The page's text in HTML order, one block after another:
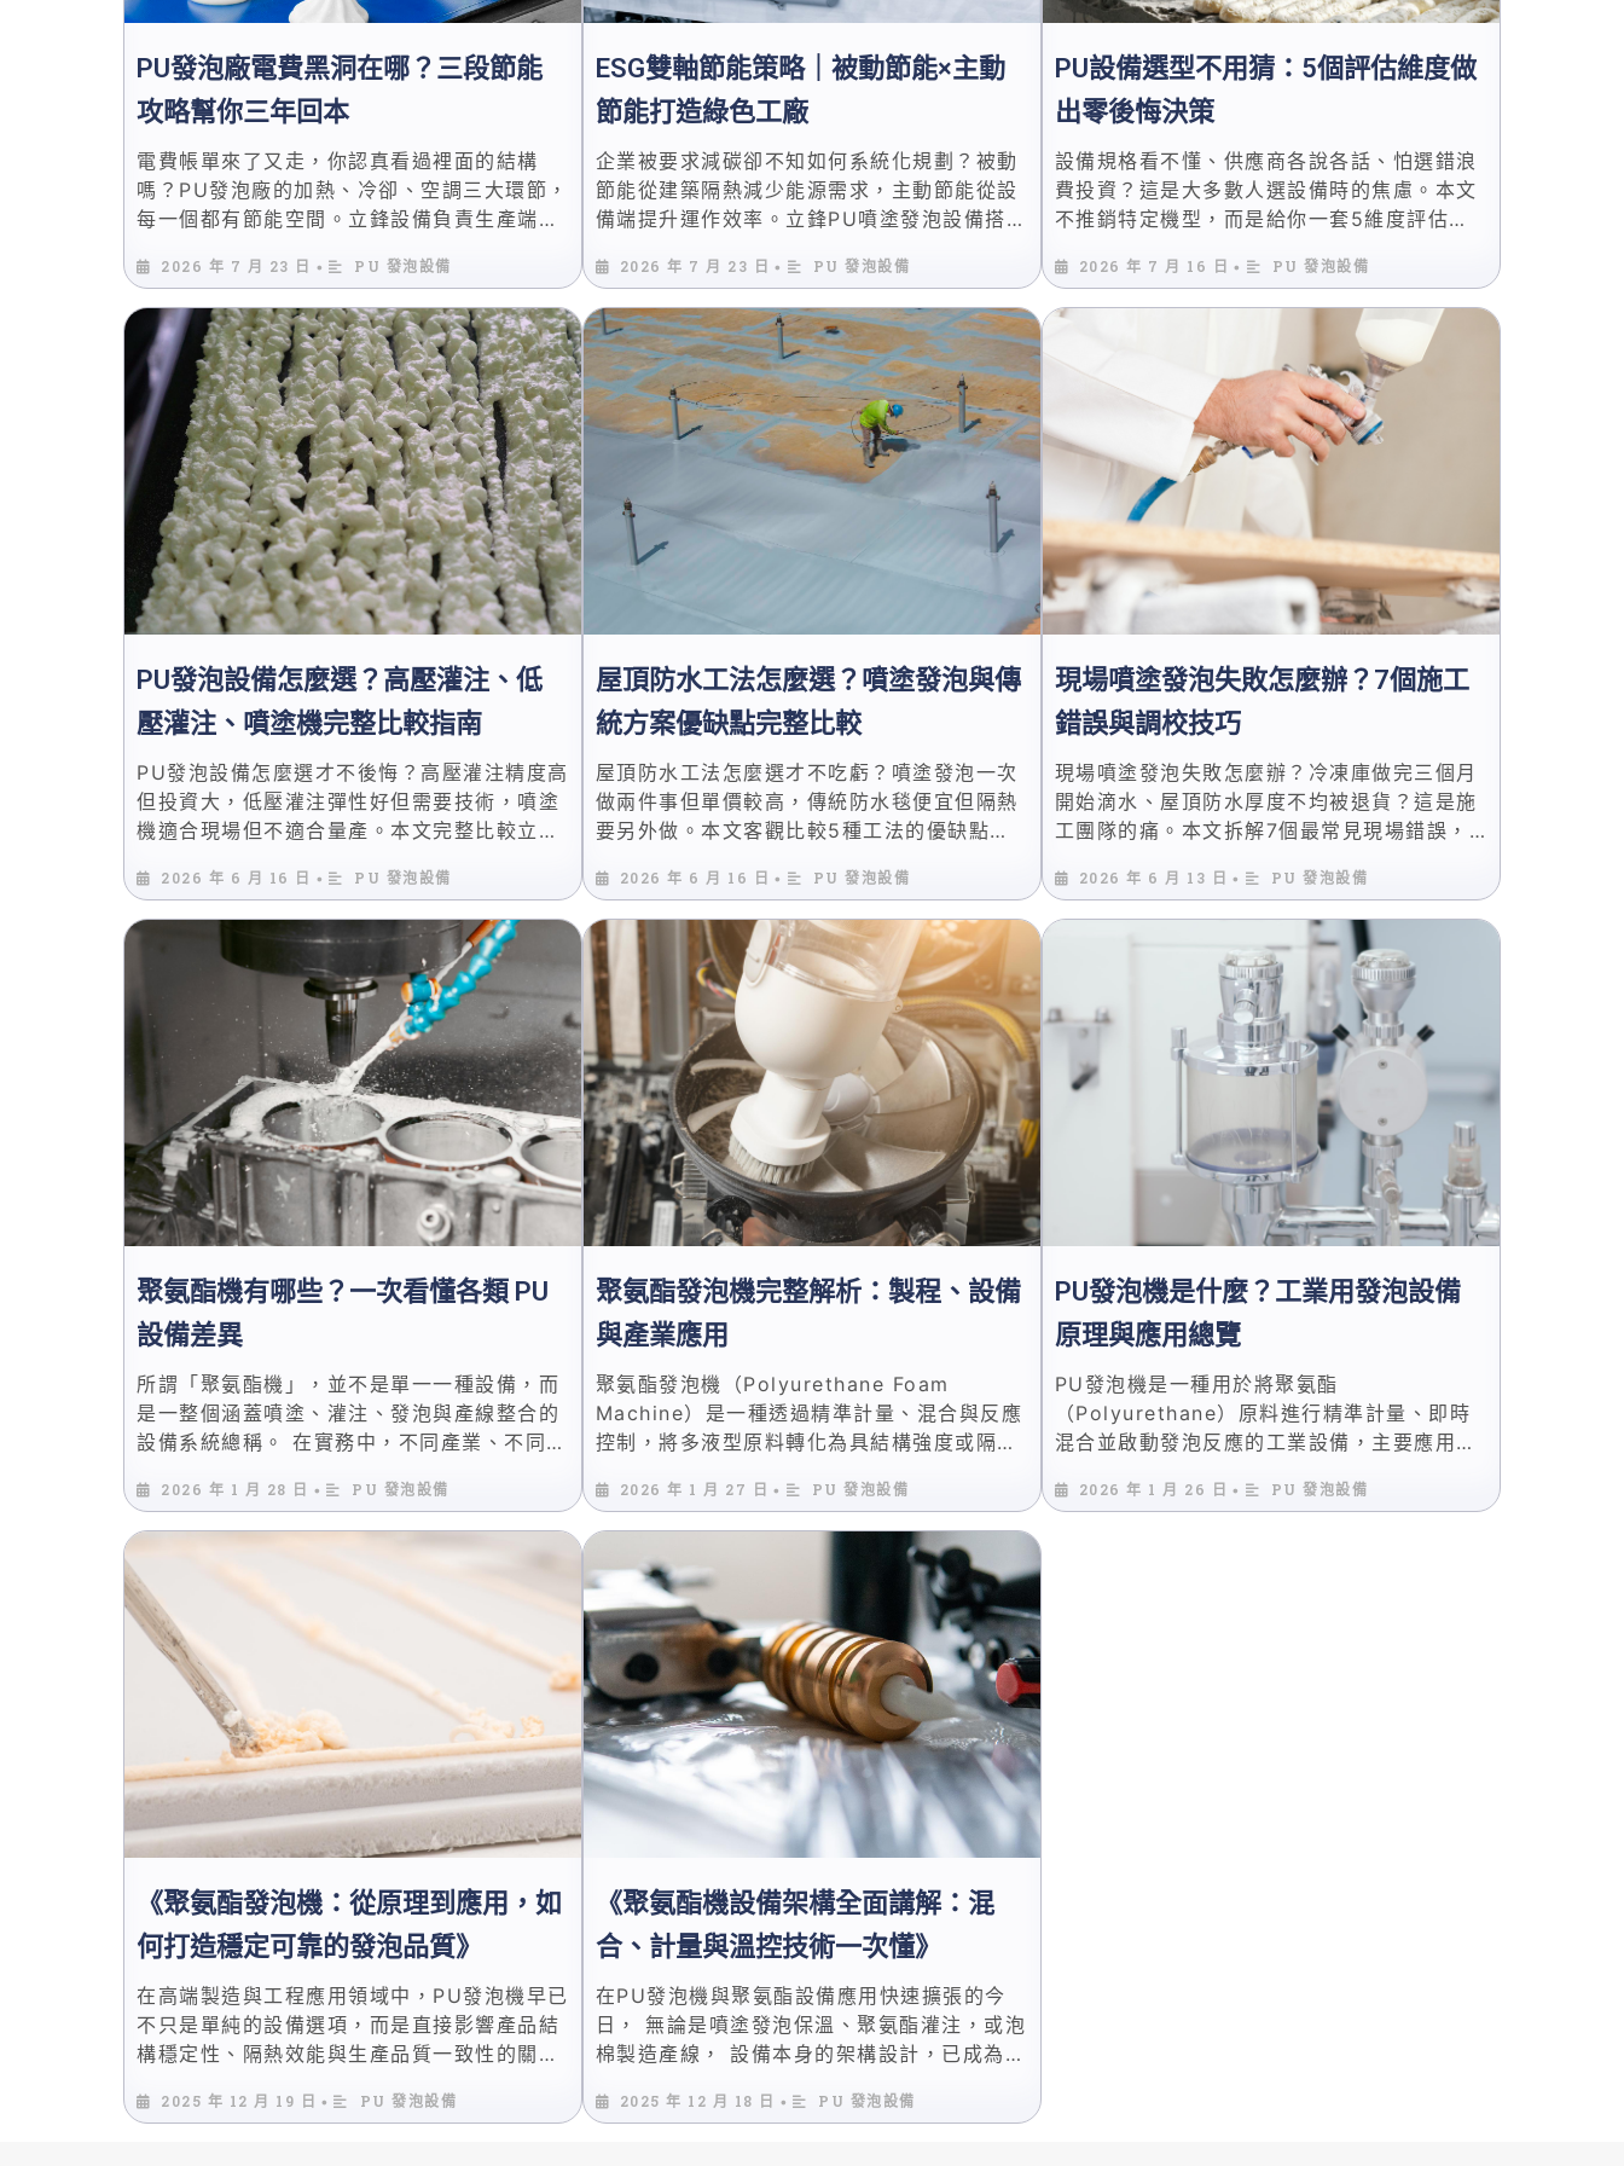
PU發泡廠電費黑洞在哪？三段節能
攻略幫你三年回本
電費帳單來了又走，你認真看過裡面的結構
嗎？PU發泡廠的加熱、冷卻、空調三大環節，
每一個都有節能空間。立鋒設備負責生產端的
提升。本文提供可落地的三段節能攻略。
2026 年 7 月 23 日 • PU 發泡設備
ESG雙軸節能策略｜被動節能×主動
節能打造綠色工廠
企業被要求減碳卻不知如何系統化規劃？被動
節能從建築隔熱減少能源需求，主動節能從設
備端提升運作效率。立鋒PU噴塗發泡設備搭配
益。2026 年 7 月 23 日 • PU 發泡設備
PU設備選型不用猜：5個評估維度做
出零後悔決策
設備規格看不懂、供應商各說各話、怕選錯浪
費投資？這是大多數人選設備時的焦慮。本文
不推銷特定機型，而是給你一套5維度評估框
斷，選出真正適合的設備。
2026 年 7 月 16 日 • PU 發泡設備
PU發泡設備怎麼選？高壓灌注、低
壓灌注、噴塗機完整比較指南
PU發泡設備怎麼選才不後悔？高壓灌注精度高
但投資大，低壓灌注彈性好但需要技術，噴塗
機適合現場但不適合量產。本文完整比較立鋒
晰的選型邏輯。
2026 年 6 月 16 日 • PU 發泡設備
屋頂防水工法怎麼選？噴塗發泡與傳
統方案優缺點完整比較
屋頂防水工法怎麼選才不吃虧？噴塗發泡一次
做兩件事但單價較高，傳統防水毯便宜但隔熱
要另外做。本文客觀比較5種工法的優缺點、
最適合的方案。
2026 年 6 月 16 日 • PU 發泡設備
現場噴塗發泡失敗怎麼辦？7個施工
錯誤與調校技巧
現場噴塗發泡失敗怎麼辦？冷凍庫做完三個月
開始滴水、屋頂防水厚度不均被退貨？這是施
工團隊的痛。本文拆解7個最常見現場錯誤，
的調校技巧與自我檢查清單。
2026 年 6 月 13 日 • PU 發泡設備
聚氨酯機有哪些？一次看懂各類 PU
設備差異
所謂「聚氨酯機」，並不是單一一種設備，而
是一整個涵蓋噴塗、灌注、發泡與產線整合的
設備系統總稱。 在實務中，不同產業、不同製
名稱或價格判斷設備類型，往往會導致製程不
穩、良率下降，甚至後續改機成本暴增。 從工
料型態、混合方式與反應控制能力」。 例如單
液與雙液系統在反應控制邏輯上完全不同，噴
塗型與灌注型設備在壓力、溫控與混合頭設計
上也存在結構性差異。 這正是為什麼專業設備
評估，必須回到製程本身，而非僅比較型號。
本文將以「PU …
2026 年 1 月 28 日 • PU 發泡設備
聚氨酯發泡機完整解析：製程、設備
與產業應用
聚氨酯發泡機（Polyurethane Foam
Machine）是一種透過精準計量、混合與反應
控制，將多液型原料轉化為具結構強度或隔熱
中，聚氨酯發泡機不只是單一設備，而是串聯
製程穩定性、產品一致性與產線效率的關鍵核
鞋底、床墊、工業零組件灌注成型， 聚氨酯發
泡設備的應用橫跨高低密度發泡、軟硬質材料
與連續式或間歇式生產線。 設備選型是否正
確，將直接影響產品良率與長期營運成本。 本
文將以工程與實務角度，系統性解析聚氨酯發
泡機的運作原理、關鍵製程設計與主要產業應
用， 並結合 …
2026 年 1 月 27 日 • PU 發泡設備
PU發泡機是什麼？工業用發泡設備
原理與應用總覽
PU發泡機是一種用於將聚氨酯
（Polyurethane）原料進行精準計量、即時
混合並啟動發泡反應的工業設備，主要應用於
續生產線。 在工業場景中，PU發泡機的價值
2026 年 1 月 26 日 • PU 發泡設備
《聚氨酯發泡機：從原理到應用，如
何打造穩定可靠的發泡品質》
在高端製造與工程應用領域中，PU發泡機早已
不只是單純的設備選項，而是直接影響產品結
構穩定性、隔熱效能與生產品質一致性的關鍵
發泡保溫，甚至到自動化灌注PU生產線，只要
2025 年 12 月 19 日 • PU 發泡設備
《聚氨酯機設備架構全面講解：混
合、計量與溫控技術一次懂》
在PU發泡機與聚氨酯設備應用快速擴張的今
日， 無論是噴塗發泡保溫、聚氨酯灌注，或泡
棉製造產線， 設備本身的架構設計，已成為決
以工程角度，完整解析聚氨酯機設備的三大核
2025 年 12 月 18 日 • PU 發泡設備